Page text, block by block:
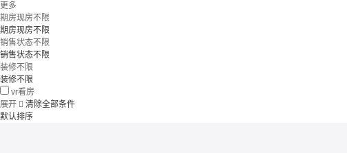
更多
期房现房不限
期房现房不限
销售状态不限
销售状态不限
装修不限
装修不限
vr看房
展开  清除全部条件
默认排序